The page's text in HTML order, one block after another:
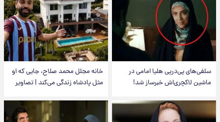
سلفی‌های پی‌درپی هلیا امامی در
ماشین لاکچری‌اش خبرساز شد!
خانه مجلل محمد صلاح، جایی که او
مثل پادشاه زندگی می‌کند | تصاویر